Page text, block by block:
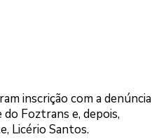
inscrição com a denúncia
Foztrans e, depois,
Licério Santos.